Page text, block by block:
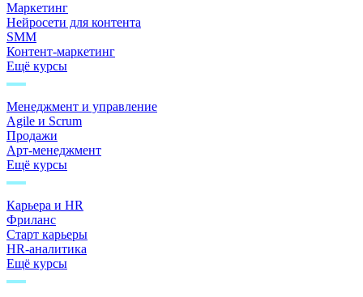
Маркетинг
Нейросети для контента
SMM
Контент-маркетинг
Ещё курсы
Менеджмент и управление
Agile и Scrum
Продажи
Арт-менеджмент
Ещё курсы
Карьера и HR
Фриланс
Старт карьеры
HR-аналитика
Ещё курсы